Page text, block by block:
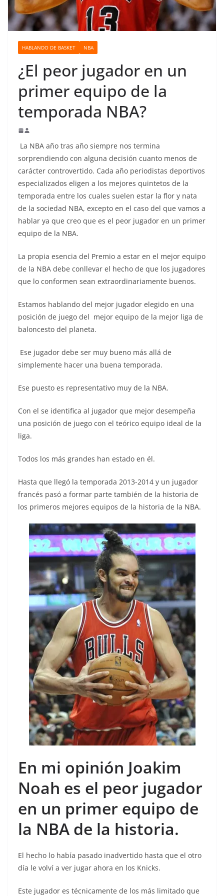
HABLANDO DE BASKET NBA
¿El peor jugador en un
primer equipo de la
temporada NBA?
La NBA año tras año siempre nos termina
sorprendiendo con alguna decisión cuanto menos de
carácter controvertido. Cada año periodistas deportivos
especializados eligen a los mejores quintetos de la
temporada entre los cuales suelen estar la flor y nata
de la sociedad NBA, excepto en el caso del que vamos a
hablar ya que creo que es el peor jugador en un primer
equipo de la NBA.
La propia esencia del Premio a estar en el mejor equipo
de la NBA debe conllevar el hecho de que los jugadores
que lo conformen sean extraordinariamente buenos.
Estamos hablando del mejor jugador elegido en una
posición de juego del mejor equipo de la mejor liga de
baloncesto del planeta.
Ese jugador debe ser muy bueno más allá de
simplemente hacer una buena temporada.
Ese puesto es representativo muy de la NBA.
Con el se identifica al jugador que mejor desempeña
una posición de juego con el teórico equipo ideal de la
liga.
Todos los más grandes han estado en él.
Hasta que llegó la temporada 2013-2014 y un jugador
francés pasó a formar parte también de la historia de
los primeros mejores equipos de la historia de la NBA.
En mi opinión Joakim
Noah es el peor jugador
en un primer equipo de
la NBA de la historia.
El hecho lo había pasado inadvertido hasta que el otro
día le volví a ver jugar ahora en los Knicks.
Este jugador es técnicamente de los más limitado que